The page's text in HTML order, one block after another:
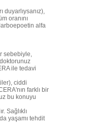
duyarlıysanız),
oranını
alfa
sebebiyle,
ile tedavi
ciddi
farklı bir
bu konuyu
Sağlıklı
yaşamı tehdit